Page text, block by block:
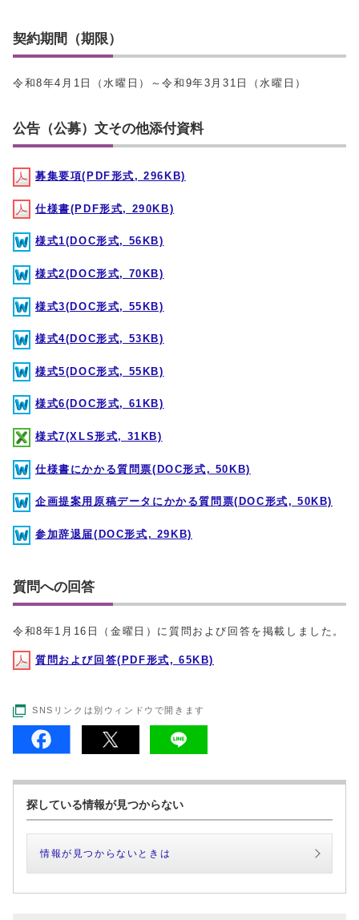
契約期間（期限）
令和8年4月1日（水曜日）～令和9年3月31日（水曜日）
公告（公募）文その他添付資料
募集要項(PDF形式, 296KB)
仕様書(PDF形式, 290KB)
様式1(DOC形式, 56KB)
様式2(DOC形式, 70KB)
様式3(DOC形式, 55KB)
様式4(DOC形式, 53KB)
様式5(DOC形式, 55KB)
様式6(DOC形式, 61KB)
様式7(XLS形式, 31KB)
仕様書にかかる質問票(DOC形式, 50KB)
企画提案用原稿データにかかる質問票(DOC形式, 50KB)
参加辞退届(DOC形式, 29KB)
質問への回答
令和8年1⽉16⽇（金曜⽇）に質問および回答を掲載しました。
質問および回答(PDF形式, 65KB)
SNSリンクは別ウィンドウで開きます
探している情報が見つからない
情報が見つからないときは